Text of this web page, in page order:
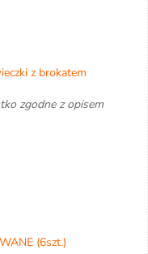
z brokatem
zgodne z opisem
(6szt.)